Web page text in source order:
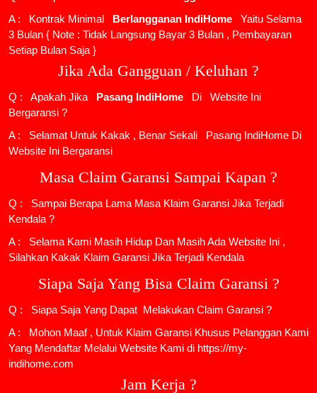
A : Kontrak Minimal
Berlangganan IndiHome
Yaitu Selama
3 Bulan { Note : Tidak Langsung Bayar 3 Bulan , Pembayaran
Setiap Bulan Saja }
Jika Ada Gangguan / Keluhan ?
Q : Apakah Jika Pasang IndiHome Di
Website Ini
Bergaransi ?
A : Selamat Untuk Kakak , Benar Sekali
Pasang IndiHome Di
Website Ini Bergaransi
Masa Claim Garansi Sampai Kapan ?
Q : Sampai Berapa Lama Masa Klaim Garansi Jika Terjadi
Kendala ?
A : Selama Kami Masih Hidup Dan Masih Ada Website Ini ,
Silahkan Kakak Klaim Garansi Jika Terjadi Kendala
Siapa Saja Yang Bisa Claim Garansi ?
Q : Siapa Saja Yang Dapat Melakukan Claim Garansi ?
A : Mohon Maaf , Untuk Klaim Garansi Khusus Pelanggan Kami
Yang Mendaftar Melalui Website Kami di https://my-
indihome.com
Jam Kerja ?